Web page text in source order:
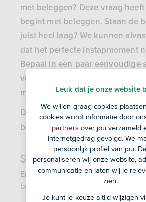
met beleggen? Deze vraag
begint met beleggen. Staan de
juist heel laag? We kunnen
dat het perfecte instapmoment
Bepaal in een paar eenvoudige
voor jou het goede moment is
met beleggen.
Deze uiting mag niet worden
beleggingsadvies.
Stap in als beleggen bij
Er zijn verschillende redenen om te
beleggen:
Leuk dat je onze website
We willen graag cookies
cookies wordt informatie door
partners over jou verzameld
internetgedrag gevolgd. We
persoonlijk profiel van jou.
personaliseren wij onze website,
communicatie en laten wij je
zien.
Je kunt je keuze altijd wijzigen